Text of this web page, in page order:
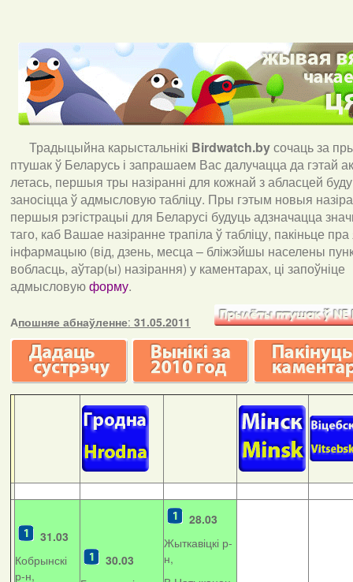
Традыцыйна карыстальнікі Birdwatch.byсочаць за
птушак ў Беларусь і запрашаем Вас далучацца да гэтай
летась, першыя тры назіранні для кожнай з абласцей
заносіцца ў адмысловую табліцу. Пры гэтым новыя
першыя рэгістрацыі для Беларусі будуць адзначацца
таго, каб Вашае назіранне трапіла ў табліцу, пакіньце пра
інфармацыю (від, дзень, месца – бліжэйшы населены
вобласць, аўтар(ы) назірання) у каментарах, ці запоўніце
адмысловуюформу.
Апошняе абнаўленне: 31.05.2011
31.03
Кобрынскі
р-н,
30.03
28.03
Жыткавіцкі р-
н,